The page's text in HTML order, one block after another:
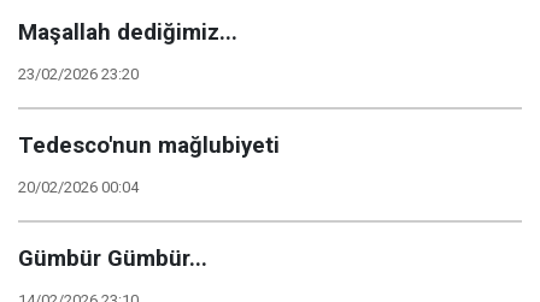
Maşallah dediğimiz...
23/02/2026 23:20
Tedesco'nun mağlubiyeti
20/02/2026 00:04
Gümbür Gümbür...